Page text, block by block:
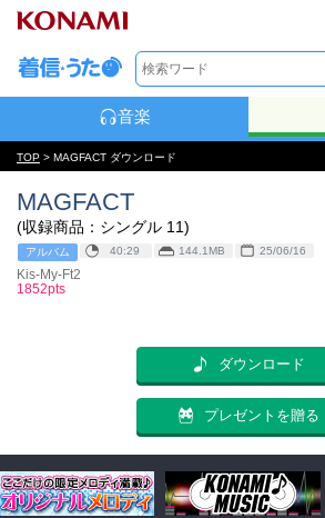
音楽
TOP > MAGFACT ダウンロード
MAGFACT
(収録商品：シングル 11)
アルバム 40:29 144.1MB 25/06/16
Kis-My-Ft2
1852pts
ダウンロード
プレゼントを贈る